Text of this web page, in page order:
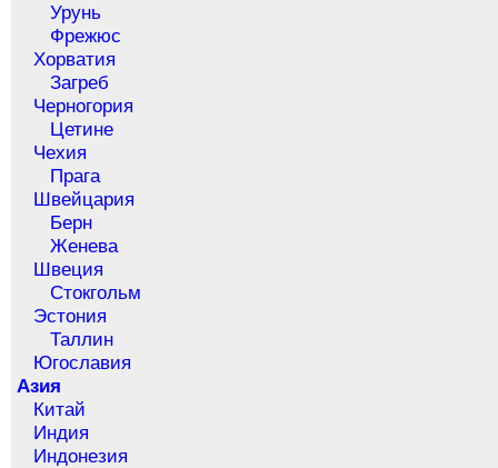
Урунь
Фрежюс
Хорватия
Загреб
Черногория
Цетине
Чехия
Прага
Швейцария
Берн
Женева
Швеция
Стокгольм
Эстония
Таллин
Югославия
Азия
Китай
Индия
Индонезия